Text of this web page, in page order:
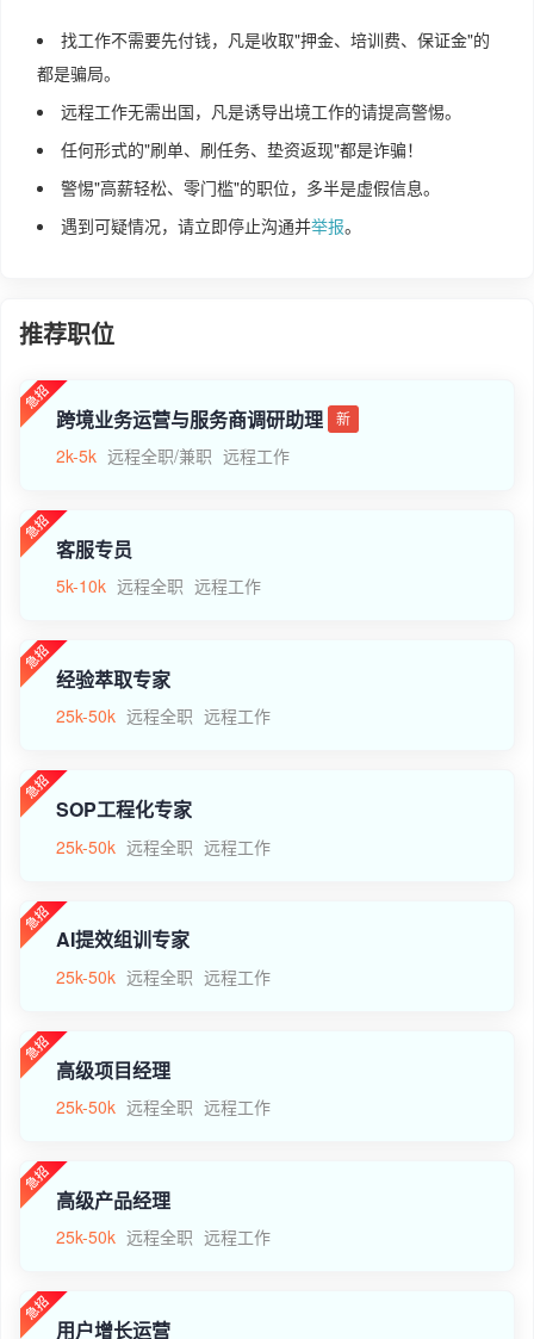
找工作不需要先付钱，凡是收取"押金、培训费、保证金"的
都是骗局。
远程工作无需出国，凡是诱导出境工作的请提高警惕。
任何形式的"刷单、刷任务、垫资返现"都是诈骗！
警惕"高薪轻松、零门槛"的职位，多半是虚假信息。
遇到可疑情况，请立即停止沟通并举报。
推荐职位
跨境业务运营与服务商调研助理 新
2k-5k 远程全职/兼职 远程工作
客服专员
5k-10k 远程全职 远程工作
经验萃取专家
25k-50k 远程全职 远程工作
SOP工程化专家
25k-50k 远程全职 远程工作
AI提效组训专家
25k-50k 远程全职 远程工作
高级项目经理
25k-50k 远程全职 远程工作
高级产品经理
25k-50k 远程全职 远程工作
用户增长运营